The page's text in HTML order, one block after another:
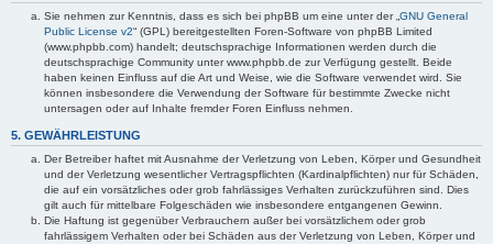
Sie nehmen zur Kenntnis, dass es sich bei phpBB um eine unter der „ GNU General
Public License v2“ (GPL) bereitgestellten Foren-Software von phpBB Limited
(www.phpbb.com) handelt; deutschsprachige Informationen werden durch die
deutschsprachige Community unter www.phpbb.de zur Verfügung gestellt. Beide
haben keinen Einfluss auf die Art und Weise, wie die Software verwendet wird. Sie
können insbesondere die Verwendung der Software für bestimmte Zwecke nicht
untersagen oder auf Inhalte fremder Foren Einfluss nehmen.
5. GEWÄHRLEISTUNG
Der Betreiber haftet mit Ausnahme der Verletzung von Leben, Körper und Gesundheit
und der Verletzung wesentlicher Vertragspflichten (Kardinalpflichten) nur für Schäden,
die auf ein vorsätzliches oder grob fahrlässiges Verhalten zurückzuführen sind. Dies
gilt auch für mittelbare Folgeschäden wie insbesondere entgangenen Gewinn.
Die Haftung ist gegenüber Verbrauchern außer bei vorsätzlichem oder grob
fahrlässigem Verhalten oder bei Schäden aus der Verletzung von Leben, Körper und